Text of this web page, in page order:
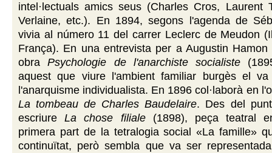
intel·lectuals amics seus (Charles Cros, Laurent
Verlaine, etc.). En 1894, segons l'agenda de
vivia al número 11 del carrer Leclerc de Meudon
França). En una entrevista per a Augustin
obraPsychologie de l'anarchiste socialiste
aquest que viure l'ambient familiar burgès el
l'anarquisme individualista. En 1896 col·laborà en
La tombeau de Charles Baudelaire. Des del
escriureLa chose filiale(1898), peça teatral
primera part de la tetralogia social «La famille»
continuïtat, però sembla que va ser